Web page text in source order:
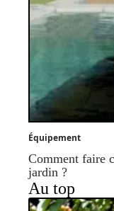
Équipement
Comment faire
jardin ?
Au top